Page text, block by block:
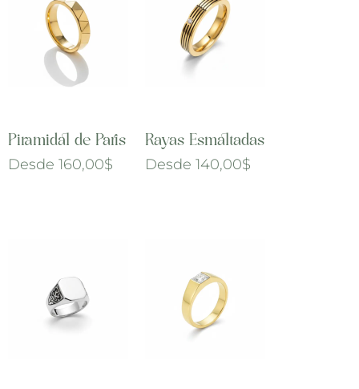
Piramidal de Paris
Desde 160,00$
Rayas Esmaltadas
Desde 140,00$